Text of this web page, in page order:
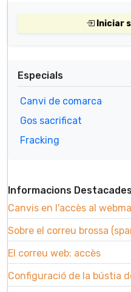
Iniciar
Especials
Canvi de comarca
Gos sacrificat
Fracking
Informacions
Canvis en l'accès al
Sobre el correu brossa
El correu web: accès
Configuració de la bústia